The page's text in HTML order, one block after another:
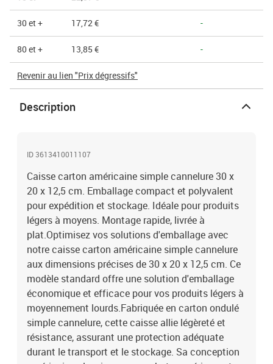
30 et + 17,72 € -
80 et + 13,85 € -
Revenir au lien "Prix dégressifs"
Description
ID 3613410011107
Caisse carton américaine simple cannelure 30 x
20 x 12,5 cm. Emballage compact et polyvalent
pour expédition et stockage. Idéale pour produits
légers à moyens. Montage rapide, livrée à
plat.Optimisez vos solutions d'emballage avec
notre caisse carton américaine simple cannelure
aux dimensions précises de 30 x 20 x 12,5 cm. Ce
modèle standard offre une solution d'emballage
économique et efficace pour vos produits légers à
moyennement lourds.Fabriquée en carton ondulé
simple cannelure, cette caisse allie légèreté et
résistance, assurant une protection adéquate
durant le transport et le stockage. Sa conception